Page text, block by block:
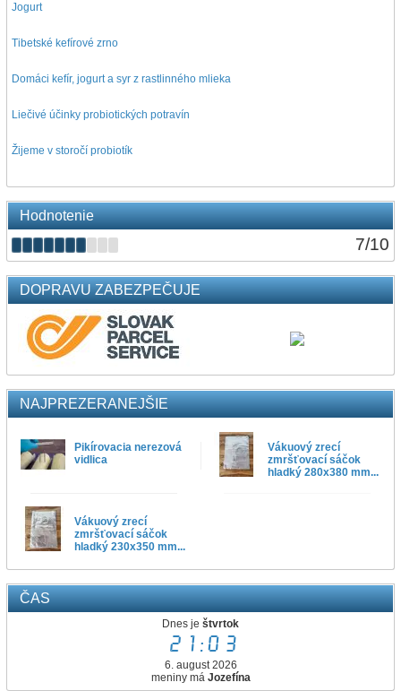
Jogurt
Tibetské kefírové zrno
Domáci kefír, jogurt a syr z rastlinného mlieka
Liečivé účinky probiotických potravín
Žijeme v storočí probiotík
Hodnotenie
7/10
DOPRAVU ZABEZPEČUJE
NAJPREZERANEJŠIE
Pikírovacia nerezová
vidlica
Vákuový zrecí
zmršťovací sáčok
hladký 280x380 mm...
Vákuový zrecí
zmršťovací sáčok
hladký 230x350 mm...
ČAS
Dnes je štvrtok
21:03
6. august 2026
meniny má Jozefína